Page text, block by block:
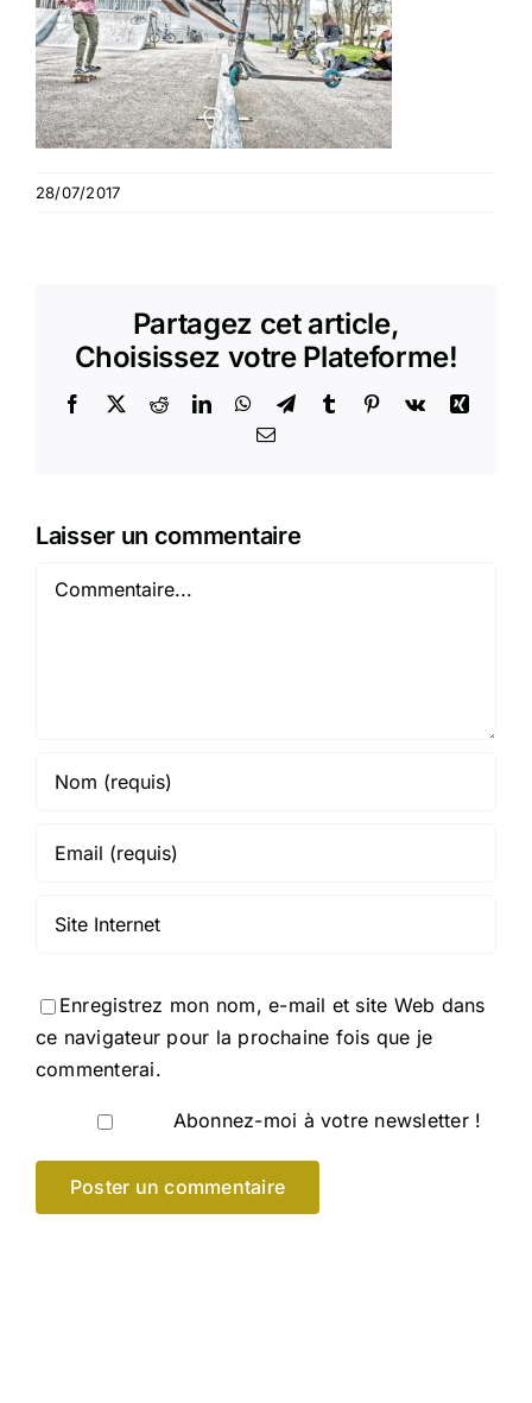
28/07/2017
Partagez cet article,
Choisissez votre Plateforme!
Facebook
X RedditLinkedInWhatsApp
TelegramTumblr Pinterest
Vk
Xing
Email
Laisser un commentaire
Commentaire
Enregistrez mon nom, e-mail et site Web dans
ce navigateur pour la prochaine fois que je
commenterai.
Abonnez-moi à votre newsletter !